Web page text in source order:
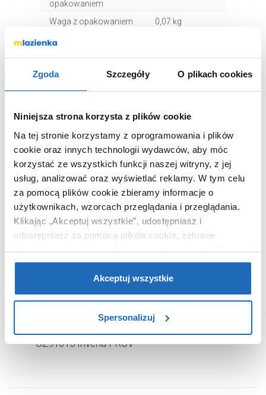
Zgoda Szczegóły O plikach cookies
Niniejsza strona korzysta z plików cookie
Na tej stronie korzystamy z oprogramowania i plików
cookie oraz innych technologii wydawców, aby móc
korzystać ze wszystkich funkcji naszej witryny, z jej
usług, analizować oraz wyświetlać reklamy. W tym celu
za pomocą plików cookie zbieramy informacje o
użytkownikach, wzorcach przeglądania i przeglądania.
Klikając „Akceptuj wszystkie”, udostępniasz i
udostępniasz za pomocą plików cookie, zebrane
informacje dla użytkowników zewnętrznych, a także nasi
partnerzy reklamowi.Jeśli chcesz, włącz „Tylko
wymagane pliki cookie”.Pamiętaj jednak, że
zablokowane niektóre pliki cookie mogą mieć wpływ na
Aby uzyskać więcej informacji na temat plików plików
Akceptuj wszystkie
Spersonalizuj
opakowaniem
Waga z opakowaniem 0,07 kg
WARTO DOKUPIĆ
CZ91015 Invena PROV